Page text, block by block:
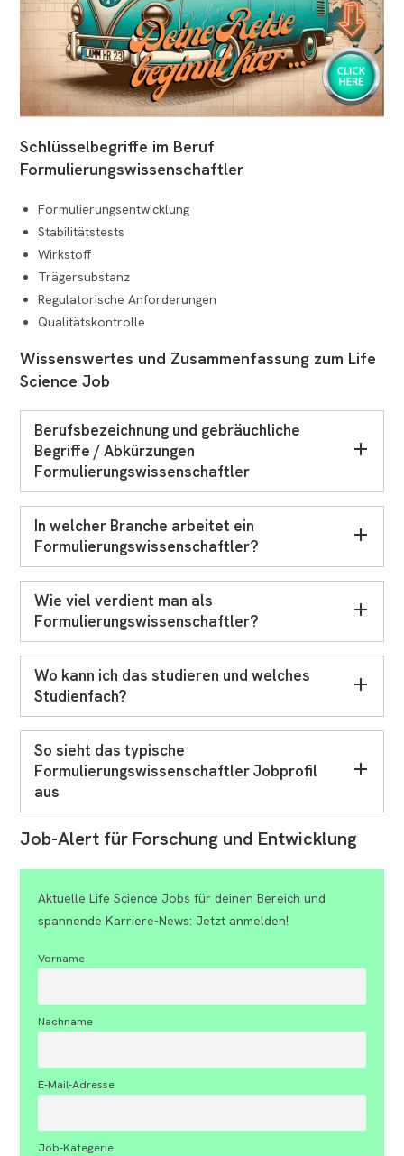
Schlüsselbegriffe im Beruf
Formulierungswissenschaftler
Formulierungsentwicklung
Stabilitätstests
Wirkstoff
Trägersubstanz
Regulatorische Anforderungen
Qualitätskontrolle
Wissenswertes und Zusammenfassung zum Life
Science Job
Berufsbezeichnung und gebräuchliche
Begriffe / Abkürzungen
Formulierungswissenschaftler
In welcher Branche arbeitet ein
Formulierungswissenschaftler?
Wie viel verdient man als
Formulierungswissenschaftler?
Wo kann ich das studieren und welches
Studienfach?
So sieht das typische
Formulierungswissenschaftler Jobprofil
aus
Job-Alert für Forschung und Entwicklung
Aktuelle Life Science Jobs für deinen Bereich und
spannende Karriere-News: Jetzt anmelden!
Vorname
Nachname
E-Mail-Adresse
Job-Kategerie